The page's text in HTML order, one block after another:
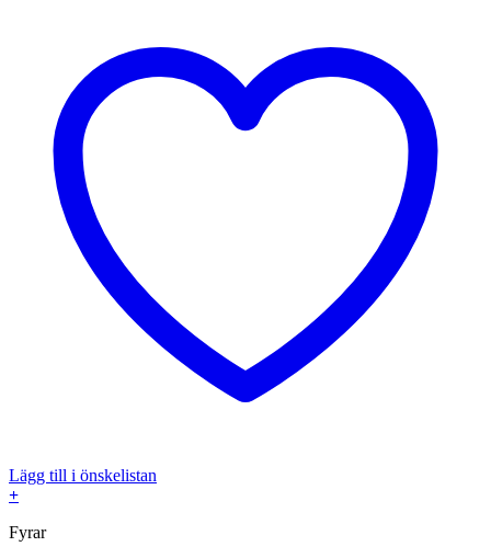
Lägg till i önskelistan
+
Fyrar